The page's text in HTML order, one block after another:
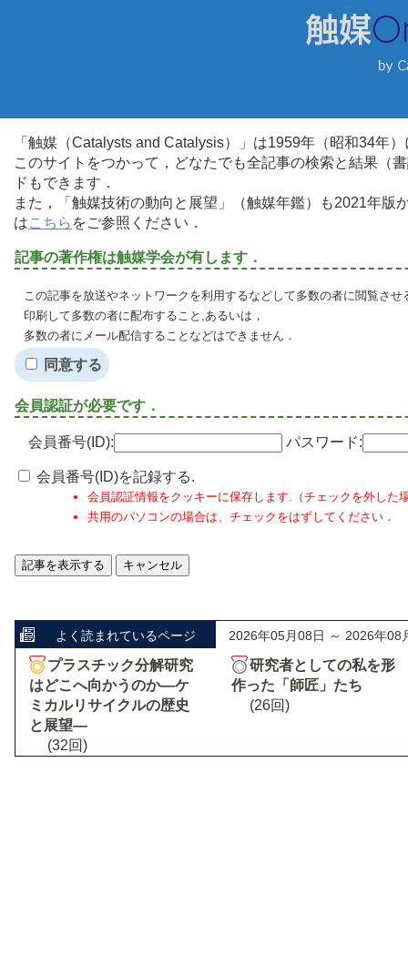
「触媒（Catalysts and Catalysis）」は1959年（昭和34年
このサイトをつかって，どなたでも全記事の検索と結果（
ドもできます．
また，「触媒技術の動向と展望」（触媒年鑑）も2021年
はこちら をご参照ください．
記事の著作権は触媒学会が有します．
この記事を放送やネットワークを利用するなどして多数の者に閲覧させ
印刷して多数の者に配布すること,あるいは，
多数の者にメール配信することなどはできません．
同意する
会員認証が必要です．
会員番号(ID): パスワード:
会員番号(ID)を記録する.
会員認証情報をクッキーに保存します.（チェックを外した
共用のパソコンの場合は、チェックをはずしてください．
よく読まれているページ 2026年05月08日 ～ 2026年08
プラスチック分解研究
はどこへ向かうのか―ケ
ミカルリサイクルの歴史
と展望―
(32回)
研究者としての私を形
作った「師匠」たち
(26回)